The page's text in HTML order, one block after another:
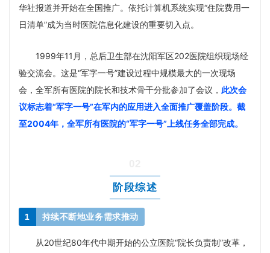
华社报道并开始在全国推广。依托计算机系统实现“住院费用一
日清单”成为当时医院信息化建设的重要切入点。
1999年11月，总后卫生部在沈阳军区202医院组织现场经
验交流会。这是“军字一号”建设过程中规模最大的一次现场
会，全军所有医院的院长和技术骨干分批参加了会议， 此次会
议标志着“军字一号”在军内的应用进入全面推广覆盖阶段。截
至2004年，全军所有医院的“军字一号”上线任务全部完成。
阶段综述
1 持续不断地业务需求推动
从20世纪80年代中期开始的公立医院“院长负责制”改革，